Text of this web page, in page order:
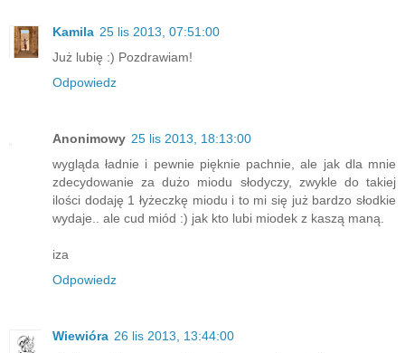
Kamila 25 lis 2013, 07:51:00
Już lubię :) Pozdrawiam!
Odpowiedz
Anonimowy 25 lis 2013, 18:13:00
wygląda ładnie i pewnie pięknie pachnie, ale jak dla mnie
zdecydowanie za dużo miodu słodyczy, zwykle do takiej
ilości dodaję 1 łyżeczkę miodu i to mi się już bardzo słodkie
wydaje.. ale cud miód :) jak kto lubi miodek z kaszą maną.
iza
Odpowiedz
Wiewióra 26 lis 2013, 13:44:00